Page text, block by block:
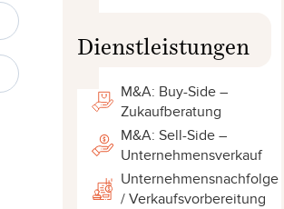
Dienstleistungen
M&A: Buy-Side –
Zukaufberatung
M&A: Sell-Side –
Unternehmensverkauf
Unternehmensnachfolge
/ Verkaufsvorbereitung